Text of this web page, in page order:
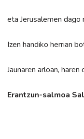
eta Jerusalemen dago
Izen handiko herrian
Jaunaren arloan, haren
Erantzun-salmoa